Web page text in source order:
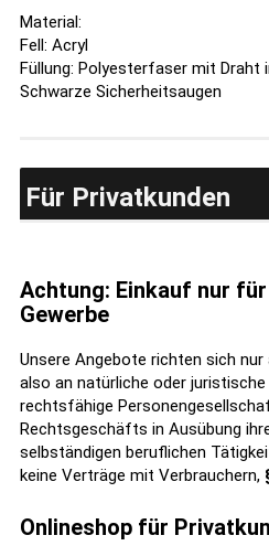
Material:
Fell: Acryl
Füllung: Polyesterfaser mit Draht
Schwarze Sicherheitsaugen
Für Privatkunden
Achtung: Einkauf nur
Gewerbe
Unsere Angebote richten sich nur
also an natürliche oder
rechtsfähige
Rechtsgeschäfts in Ausübung
selbständigen beruflichen
keine Verträge mit Verbrauchern,
Onlineshop für